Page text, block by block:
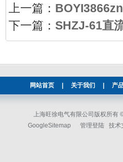
上一篇：
下一篇： SHZJ-61直
网站首页 关于我们 产
上海旺徐电气有限公司版权所有
GoogleSitemap
管理登陆 技术